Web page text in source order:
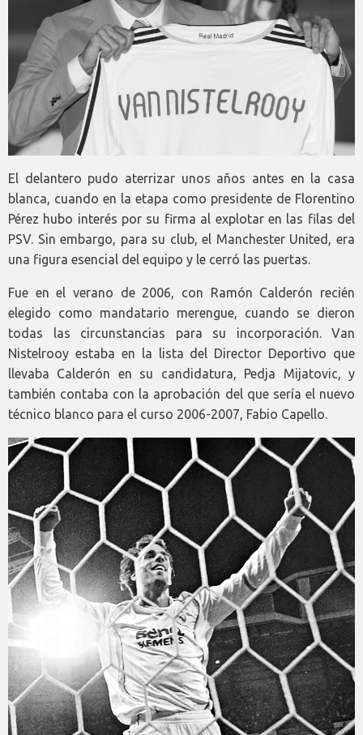
El delantero pudo aterrizar unos años antes en la casa
blanca, cuando en la etapa como presidente de Florentino
Pérez hubo interés por su firma al explotar en las filas del
PSV. Sin embargo, para su club, el Manchester United, era
una figura esencial del equipo y le cerró las puertas.
Fue en el verano de 2006, con Ramón Calderón recién
elegido como mandatario merengue, cuando se dieron
todas las circunstancias para su incorporación. Van
Nistelrooy estaba en la lista del Director Deportivo que
llevaba Calderón en su candidatura, Pedja Mijatovic, y
también contaba con la aprobación del que sería el nuevo
técnico blanco para el curso 2006-2007, Fabio Capello.